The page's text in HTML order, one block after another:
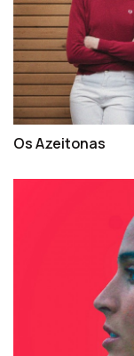
Os Azeitonas